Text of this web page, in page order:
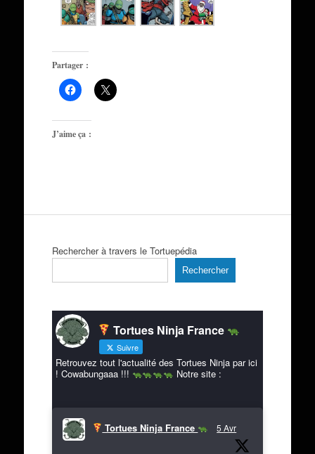
Partager :
J’aime ça :
Rechercher à travers le Tortuepédia
Rechercher
Tortues Ninja France
Suivre
Retrouvez tout l'actualité des Tortues Ninja par ici
! Cowabungaaa !!!
Notre site :
Tortues Ninja France 5 Avr